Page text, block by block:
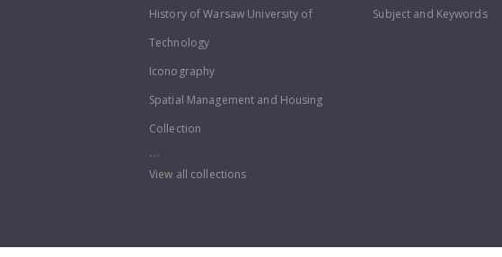
History of Warsaw University of
Technology
Iconography
Spatial Management and Housing
Collection
...
View all collections
Subject and Keywords